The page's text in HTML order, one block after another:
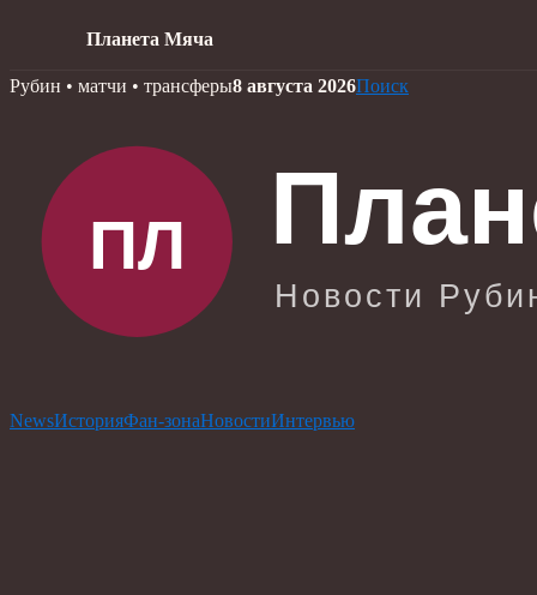
Планета Мяча
Skip
Рубин • матчи • трансферы8 августа 2026Поиск
NewsИсторияФан-зонаНовостиИнтервью